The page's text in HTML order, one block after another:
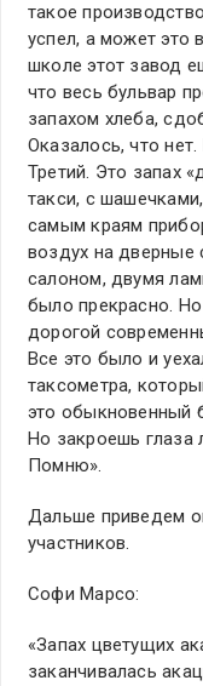
такое
успел, а может это
школе этот завод
что весь бульвар
запахом хлеба,
Оказалось, что
Третий. Это запах
такси, с
самым краям
воздух на дверные
салоном, двумя
было прекрасно.
дорогой
Все это было и
таксометра,
это обыкновенный
Но закроешь
Помню».
Дальше приведем
участников.
Софи Марсо:
«Запах цветущих
заканчивалась